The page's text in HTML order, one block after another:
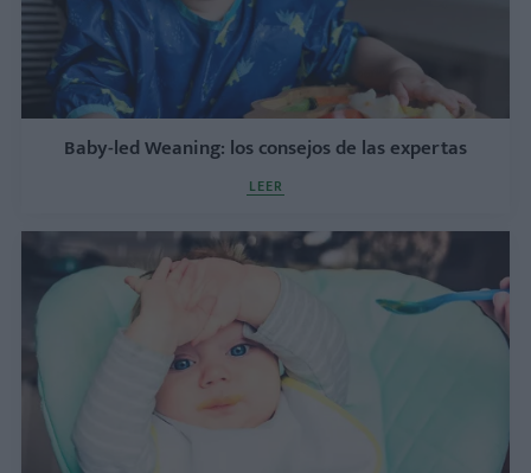
Baby-led Weaning: los consejos de las expertas
LEER